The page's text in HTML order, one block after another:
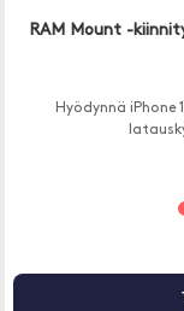
RAM Mount -
Hyödynnä iPhone